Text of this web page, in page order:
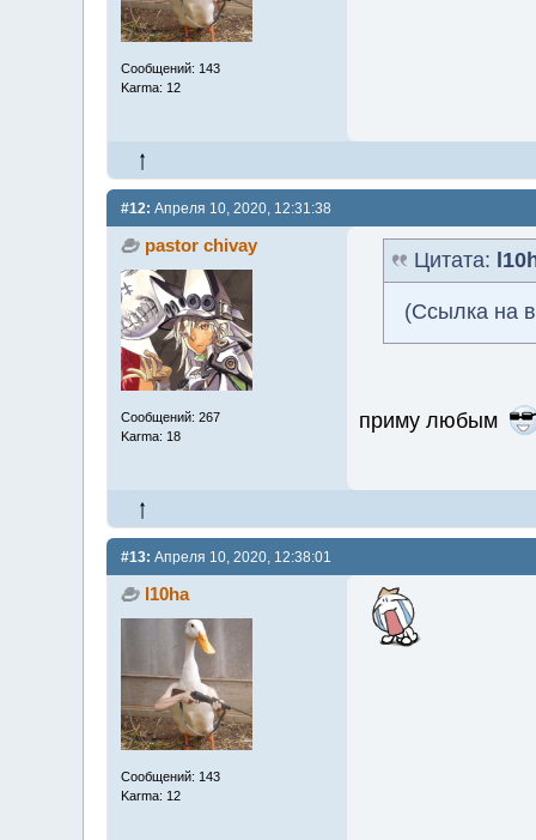
Сообщений: 143
Karma: 12
#12: Апреля 10, 2020, 12:31:38
pastor chivay
Сообщений: 267
Karma: 18
Цитата:
(Ссылка на
приму любым
#13: Апреля 10, 2020, 12:38:01
l10ha
Сообщений: 143
Karma: 12